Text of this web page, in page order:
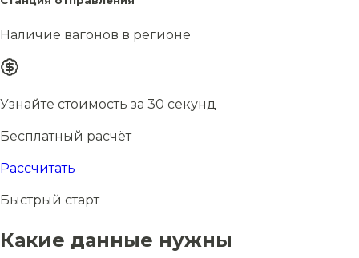
Наличие вагонов в регионе
Узнайте стоимость за 30 секунд
Бесплатный расчёт
Рассчитать
Быстрый старт
Какие данные нужны